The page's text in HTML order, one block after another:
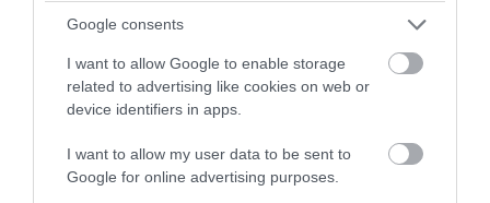
Google consents
I want to allow Google to enable storage
related to advertising like cookies on web or
device identifiers in apps.
I want to allow my user data to be sent to
Google for online advertising purposes.
αποτέλεσμα αυτής της συνομιλίας”.
Αυτή τη στιγμή, οι επενδυτές ίσως να είναι η μόνη
δύναμη που θα ελέγχει τις φιλοδοξίες του
Ερντογάν.